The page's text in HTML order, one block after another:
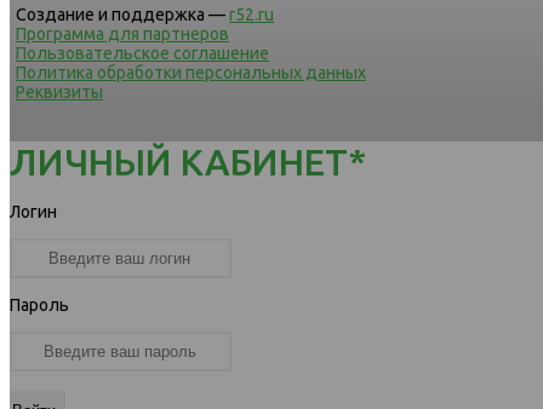
Создание и поддержка —r52.ru
Программа для партнеров
Пользовательское соглашение
Политика обработки персональных данных
Реквизиты
ЛИЧНЫЙ КАБИНЕТ*
Логин
Пароль